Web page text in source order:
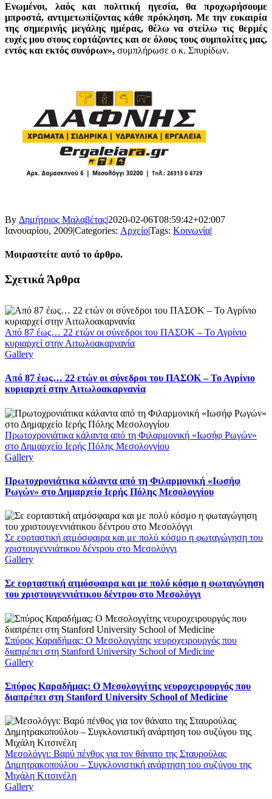
Ενωμένοι, λαός και πολιτική ηγεσία, θα προχωρήσουμε
μπροστά, αντιμετωπίζοντας κάθε πρόκληση. Με την ευκαιρία
της σημερινής μεγάλης ημέρας, θέλω να στείλω τις θερμές
ευχές μου στους εορτάζοντες και σε όλους τους συμπολίτες μας,
εντός και εκτός συνόρων», συμπλήρωσε ο κ. Σπυρίδων.
By Δημήτριος Μαλαβέτας|2020-02-06T08:59:42+02:007
Ιανουαρίου, 2009|Categories: Αρχείο|Tags: Κοινωνία|
Μοιραστείτε αυτό το άρθρο.
Facebook
X
LinkedIn
WhatsApp
Email
Σχετικά Άρθρα
Από 87 έως… 22 ετών οι σύνεδροι του ΠΑΣΟΚ – Το Αγρίνιο
κυριαρχεί στην Αιτωλοακαρνανία
Gallery
Από 87 έως… 22 ετών οι σύνεδροι του ΠΑΣΟΚ – Το Αγρίνιο
κυριαρχεί στην Αιτωλοακαρνανία
Πρωτοχρονιάτικα κάλαντα από τη Φιλαρμονική «Ιωσήφ Ρωγών»
στο Δημαρχείο Ιερής Πόλης Μεσολογγίου
Gallery
Πρωτοχρονιάτικα κάλαντα από τη Φιλαρμονική «Ιωσήφ
Ρωγών» στο Δημαρχείο Ιερής Πόλης Μεσολογγίου
Σε εορταστική ατμόσφαιρα και με πολύ κόσμο η φωταγώγηση του
χριστουγεννιάτικου δέντρου στο Μεσολόγγι
Gallery
Σε εορταστική ατμόσφαιρα και με πολύ κόσμο η φωταγώγηση
του χριστουγεννιάτικου δέντρου στο Μεσολόγγι
Σπύρος Καραδήμας: Ο Μεσολογγίτης νευροχειρουργός που
διαπρέπει στη Stanford University School of Medicine
Gallery
Σπύρος Καραδήμας: Ο Μεσολογγίτης νευροχειρουργός που
διαπρέπει στη Stanford University School of Medicine
Μεσολόγγι: Βαρύ πένθος για τον θάνατο της Σταυρούλας
Δημητρακοπούλου – Συγκλονιστική ανάρτηση του συζύγου της
Μιχάλη Κιτσινέλη
Gallery